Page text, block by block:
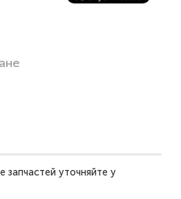
запчастей уточняйте у